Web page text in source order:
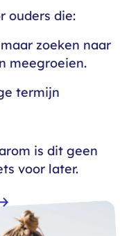
ouders die:
zoeken naar
meegroeien.
termijn
is dit geen
voor later.